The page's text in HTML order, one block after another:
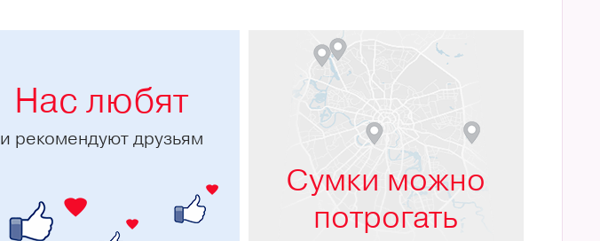
Нас любят
и рекомендуют друзьям
Сумки можно
потрогать